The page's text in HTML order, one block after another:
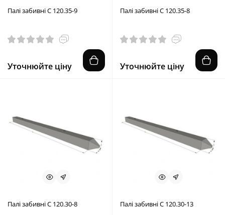
Палі забивні С 120.35-9
Уточнюйте ціну
Палі забивні С 120.35-8
Уточнюйте ціну
Палі забивні С 120.30-8 Палі забивні С 120.30-13